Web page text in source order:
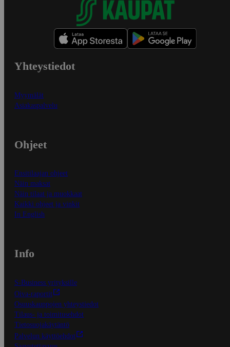
Yhteystiedot
Myymälät
Asiakaspalvelu
Ohjeet
Ensitilaajan ohjeet
Näin maksat
Näin tilaat ja muokkaat
Kaikki ohjeet ja vinkit
In English
Info
S-Business yrityksille
Oiva-raportit
Osuuskauppojen yhteystiedot
Tilaus- ja toimitusehdot
Tietosuojakäytäntö
Palvelun käyttöehdot